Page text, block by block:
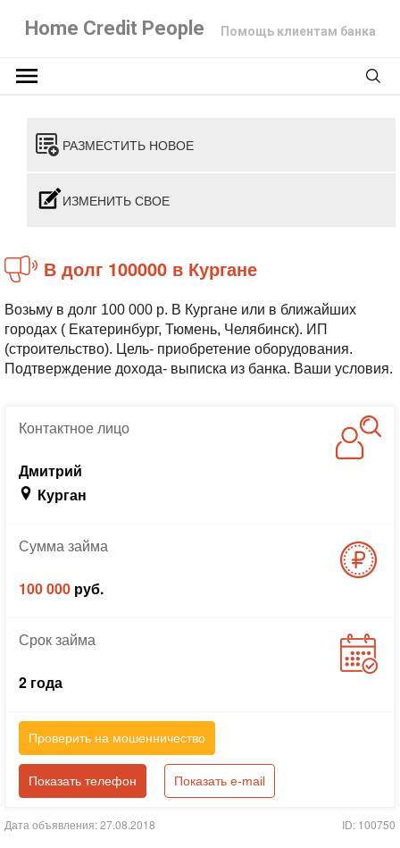
Home Credit People Помощь клиентам банка
РАЗМЕСТИТЬ НОВОЕ
ИЗМЕНИТЬ СВОЕ
В долг 100000 в Кургане
Возьму в долг 100 000 р. В Кургане или в ближайших
городах ( Екатеринбург, Тюмень, Челябинск). ИП
(строительство). Цель- приобретение оборудования.
Подтверждение дохода- выписка из банка. Ваши условия.
Контактноелицо
Дмитрий
Курган
Суммазайма
100 000 руб.
Срокзайма
2 года
Проверить на мошенничество
Показать телефон Показать e-mail
Дата объявления: 27.08.2018 ID: 100750